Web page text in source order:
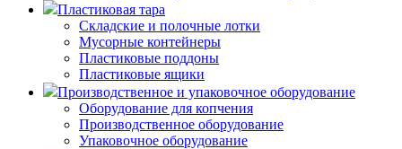
Пластиковая тара
Складские и полочные лотки
Мусорные контейнеры
Пластиковые поддоны
Пластиковые ящики
Производственное и упаковочное оборудование
Оборудование для копчения
Производственное оборудование
Упаковочное оборудование